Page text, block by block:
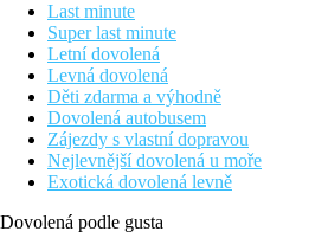
Last minute
Super last minute
Letní dovolená
Levná dovolená
Děti zdarma a výhodně
Dovolená autobusem
Zájezdy s vlastní dopravou
Nejlevnější dovolená u moře
Exotická dovolená levně
Dovolená podle gusta